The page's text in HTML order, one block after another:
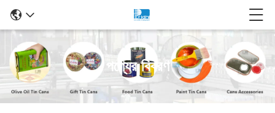
পণ্যের বিবরণ